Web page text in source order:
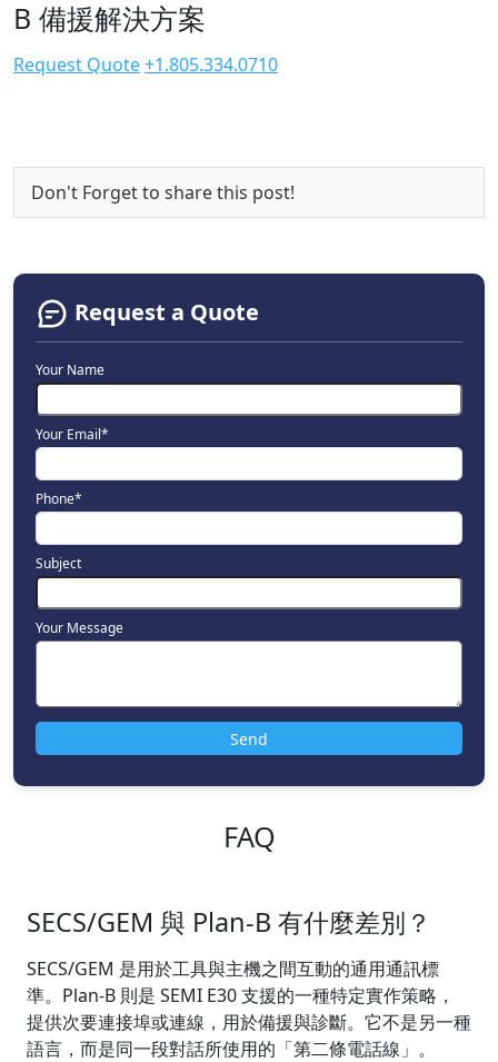
B 備援解決方案
Request Quote+1.805.334.0710
Don't Forget to share this post!
Request a Quote
Your Name
Your Email*
Phone*
Subject
Your Message
FAQ
SECS/GEM 與 Plan-B 有什麼差別？
SECS/GEM 是用於工具與主機之間互動的通用通訊標
準。Plan-B 則是 SEMI E30 支援的一種特定實作策略，
提供次要連接埠或連線，用於備援與診斷。它不是另一種
語言，而是同一段對話所使用的「第二條電話線」。